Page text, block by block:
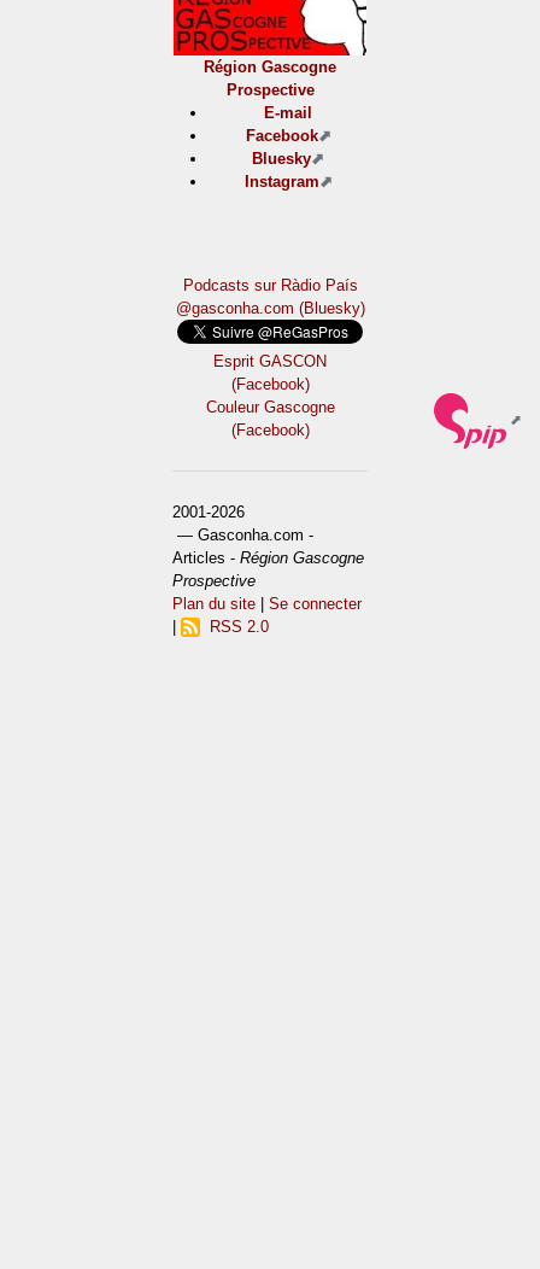
Région Gascogne
Prospective
E-mail
Facebook
Bluesky
Instagram
Podcasts sur Ràdio País
@gasconha.com (Bluesky)
Esprit GASCON
(Facebook)
Couleur Gascogne
(Facebook)
2001-2026
— Gasconha.com -
Articles -Région Gascogne
Prospective
Plan du site |Se connecter
RSS 2.0